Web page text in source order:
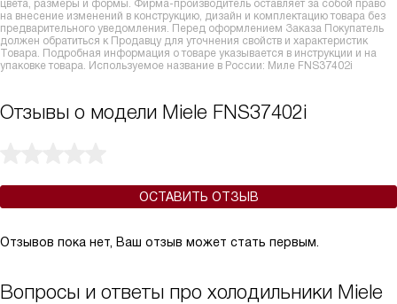
цвета, размеры и формы. Фирма-производитель оставляет за собой право
на внесение изменений в конструкцию, дизайн и комплектацию товара без
предварительного уведомления. Перед оформлением Заказа Покупатель
должен обратиться к Продавцу для уточнения свойств и характеристик
Товара. Подробная информация о товаре указывается в инструкции и на
упаковке товара. Используемое название в России: Миле FNS37402i
Отзывы о модели Miele FNS37402i
ОСТАВИТЬ ОТЗЫВ
Отзывов пока нет, Ваш отзыв может стать первым.
Вопросы и ответы про холодильники Miele